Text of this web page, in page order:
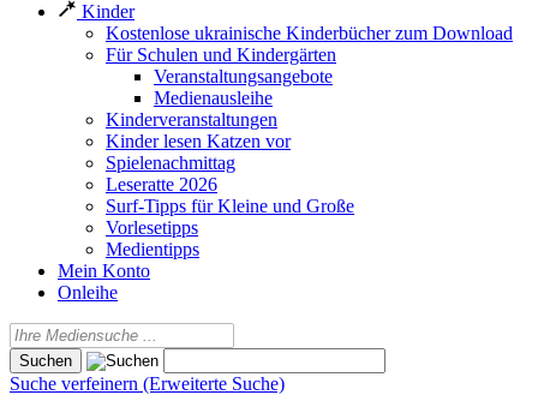
Kinder
Kostenlose ukrainische Kinderbücher zum Download
Für Schulen und Kindergärten
Veranstaltungsangebote
Medienausleihe
Kinderveranstaltungen
Kinder lesen Katzen vor
Spielenachmittag
Leseratte 2026
Surf-Tipps für Kleine und Große
Vorlesetipps
Medientipps
Mein Konto
Onleihe
Suche verfeinern (Erweiterte Suche)